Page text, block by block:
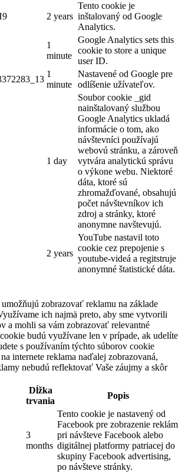
2 years
Tento cookie je
inštalovaný od Google
Analytics.
1
minute
Google Analytics sets this
cookie to store a unique
user ID.
1
minute
Nastavené od Google pre
odlíšenie užívateľov.
1 day
Soubor cookie _gid
nainštalovaný službou
Google Analytics ukladá
informácie o tom, ako
návštevníci používajú
webovú stránku, a zároveň
vytvára analytickú správu
o výkone webu. Niektoré
dáta, ktoré sú
zhromažďované, obsahujú
počet návštevníkov ich
zdroj a stránky, ktoré
anonymne navštevujú.
2 years
YouTube nastavil toto
cookie cez prepojenie s
youtube-videá a regitstruje
anonymné štatistické dáta.
zobrazovať reklamu na základe
ich najmä preto, aby sme vytvorili
a mohli sa vám zobrazovať relevantné
budú využívane len v prípade, ak udelíte
s používaním týchto súborov cookie
internete reklama naďalej zobrazovaná,
nebudú reflektovať Vaše záujmy a skôr
Dĺžka
trvania
Popis
3
months
Tento cookie je nastavený od
Facebook pre zobrazenie reklám
pri návšteve Facebook alebo
digitálnej platformy patriacej do
skupiny Facebook advertising,
po návšteve stránky.